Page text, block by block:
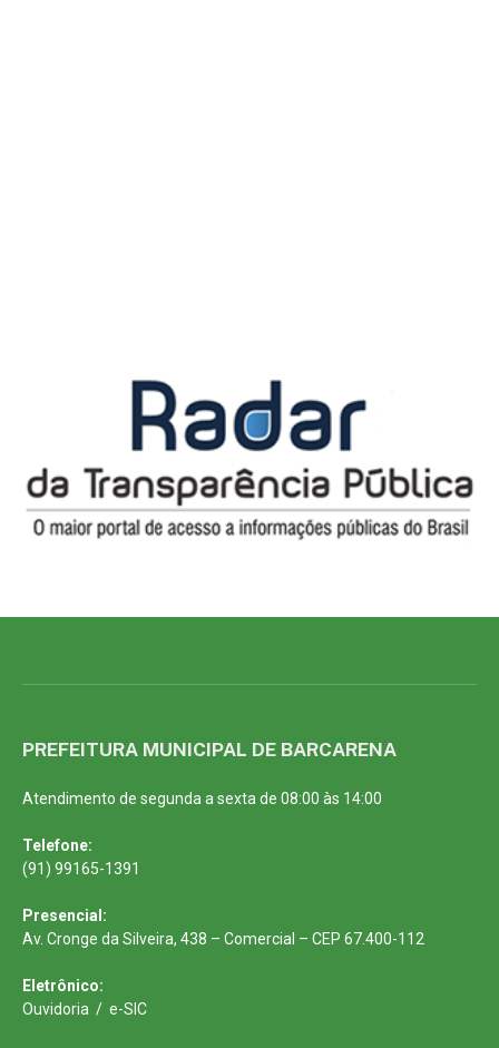
PREFEITURA MUNICIPAL DE BARCARENA
Atendimento de segunda a sexta de 08:00 às 14:00
Telefone:
(91) 99165-1391
Presencial:
Av. Cronge da Silveira, 438 – Comercial – CEP 67.400-112
Eletrônico:
Ouvidoria / e-SIC